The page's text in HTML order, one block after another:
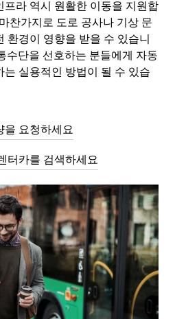
프라 역시 원활한 이동을 지원합
찬가지로 도로 공사나 기상 문
환경이 영향을 받을 수 있습니
수단을 선호하는 분들에게 자동
실용적인 방법이 될 수 있습
요청하세요
터카를 검색하세요